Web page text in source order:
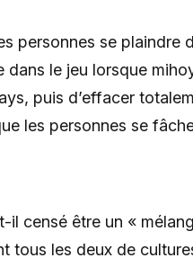
personnes se plaindre
dans le jeu lorsque
puis d’effacer
les personnes se
il censé être un «
tous les deux de